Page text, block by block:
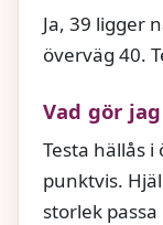
Ja, 39 ligger
överväg 40.
Vad gör
Testa hällås
punktvis.
storlek